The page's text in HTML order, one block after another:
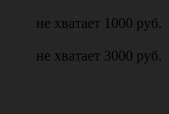
не хватает 1000 руб.
не хватает 3000 руб.